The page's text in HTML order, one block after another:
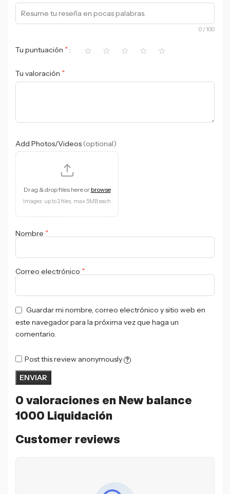
0 valoraciones en New balance
1000 Liquidación
Customer reviews
0 / 100
Tu puntuación * ⭐ ⭐ ⭐ ⭐ ⭐
Tu valoración *
Add Photos/Videos (optional)
Drag & drop files here or browse
Images: up to 2 files, max 5MB each
Nombre *
Correo electrónico *
Guardar mi nombre, correo electrónico y sitio web en
este navegador para la próxima vez que haga un
comentario.
Post this review anonymously ?